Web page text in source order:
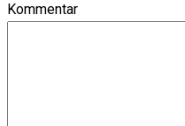
Kommentar